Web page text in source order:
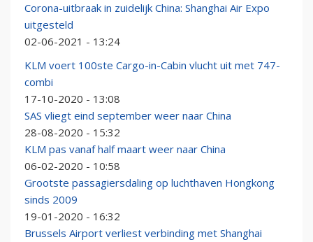
Corona-uitbraak in zuidelijk China: Shanghai Air Expo
uitgesteld
02-06-2021 - 13:24
KLM voert 100ste Cargo-in-Cabin vlucht uit met 747-
combi
17-10-2020 - 13:08
SAS vliegt eind september weer naar China
28-08-2020 - 15:32
KLM pas vanaf half maart weer naar China
06-02-2020 - 10:58
Grootste passagiersdaling op luchthaven Hongkong
sinds 2009
19-01-2020 - 16:32
Brussels Airport verliest verbinding met Shanghai